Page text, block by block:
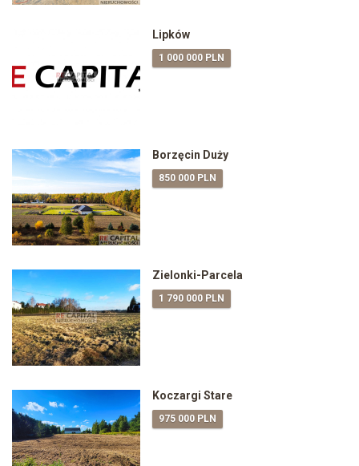
Lipków
1 000 000 PLN
Borzęcin Duży
850 000 PLN
Zielonki-Parcela
1 790 000 PLN
Koczargi Stare
975 000 PLN